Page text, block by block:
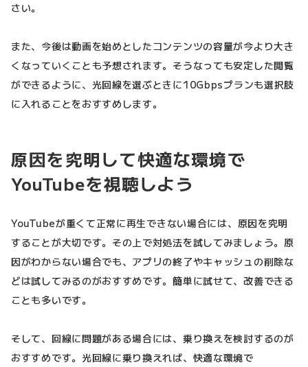
さい。
また、今後は動画を始めとしたコンテンツの容量が今より大き
くなっていくことも予想されます。そうなっても安定した閲覧
ができるように、光回線を選ぶときに10Gbpsプランも選択肢
に入れることをおすすめします。
原因を究明して快適な環境で
YouTubeを視聴しよう
YouTubeが重くて正常に再生できない場合には、原因を究明
することが大切です。その上で対処法を試してみましょう。原
因がわからない場合でも、アプリの終了やキャッシュの削除な
どは試してみるのがおすすめです。簡単に試せて、改善できる
ことも多いです。
そして、回線に問題がある場合には、乗り換えを検討するのが
おすすめです。光回線に乗り換えれば、快適な環境で